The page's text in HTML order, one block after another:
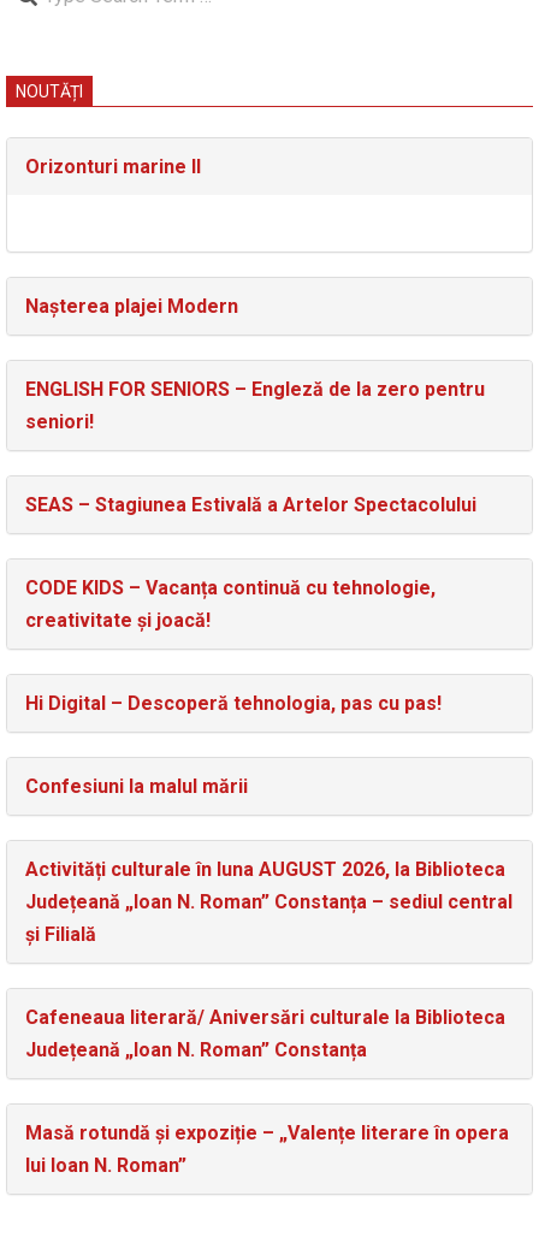
NOUTĂȚI
Orizonturi marine II
Nașterea plajei Modern
ENGLISH FOR SENIORS – Engleză de la zero pentru
seniori!
SEAS – Stagiunea Estivală a Artelor Spectacolului
CODE KIDS – Vacanța continuă cu tehnologie,
creativitate și joacă!
Hi Digital – Descoperă tehnologia, pas cu pas!
Confesiuni la malul mării
Activități culturale în luna AUGUST 2026, la Biblioteca
Județeană „Ioan N. Roman” Constanța – sediul central
și Filială
Cafeneaua literară/ Aniversări culturale la Biblioteca
Județeană „Ioan N. Roman” Constanța
Masă rotundă și expoziție – „Valențe literare în opera
lui Ioan N. Roman”